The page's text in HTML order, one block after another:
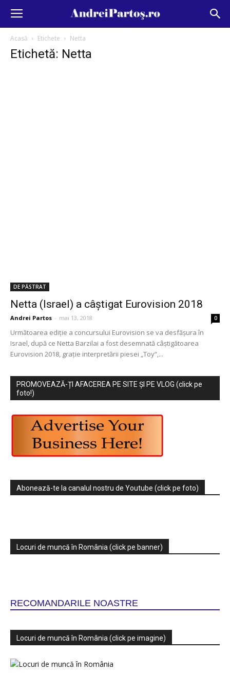
Acasă Etichete Netta
Etichetă: Netta
DE PĂSTRAT
Netta (Israel) a câștigat Eurovision 2018
Andrei Partos - mai 13, 2018 0
Următoarea ediţie a concursului Eurovision se va desfăşura în
Israel, după ce Netta Barzilai a fost desemnată câştigătoarea
Eurovision 2018, graţie interpretării piesei „Toy“,...
PROMOVEAZĂ-ȚI AFACEREA PE SITE ȘI PE VLOG (click pe
foto!)
Abonează-te la canalul nostru de Youtube (click pe foto)
Locuri de muncă în România (click pe banner)
RECOMANDARILE NOASTRE
Locuri de muncă în România (click pe imagine)